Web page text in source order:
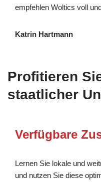
empfehlen Woltics voll
Katrin Hartmann
Profitieren
staatlicher
Verfügbare
Lernen Sie lokale und
und nutzen Sie diese